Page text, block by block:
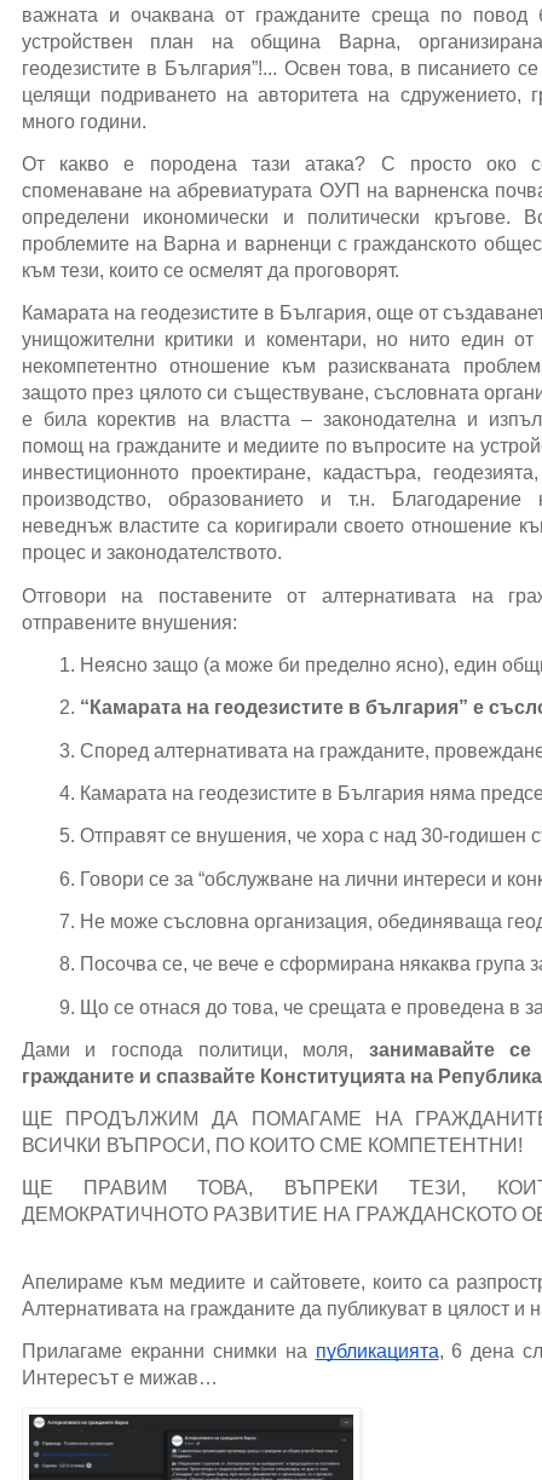
важната и очаквана от гражданите среща по
устройствен план на община Варна,
геодезистите в България”!... Освен това, в писанието
целящи подриването на авторитета на сдружението,
много години.
От какво е породена тази атака? С просто око
споменаване на абревиатурата ОУП на варненска
определени икономически и политически кръгове.
проблемите на Варна и варненци с гражданското
към тези, които се осмелят да проговорят.
Камарата на геодезистите в България, още от
унищожителни критики и коментари, но нито един
некомпетентно отношение към разискваната
защото през цялото си съществуване, съсловната
е била коректив на властта – законодателна и
помощ на гражданите и медиите по въпросите на
инвестиционното проектиране, кадастъра,
производство, образованието и т.н.
неведнъж властите са коригирали своето отношение
процес и законодателството.
Отговори на поставените от алтернативата на
отправените внушения:
Неясно защо (а може би пределно ясно), един
“Камарата на геодезистите в българия” е
Според алтернативата на гражданите,
Камарата на геодезистите в България няма
Отправят се внушения, че хора с над 30-годишен
Говори се за “обслужване на лични интереси и
Не може съсловна организация, обединяваща
Посочва се, че вече е сформирана някаква група
Що се отнася до това, че срещата е проведена в
Дами и господа политици, моля, занимавайте
гражданите и спазвайте Конституцията на
ЩЕ ПРОДЪЛЖИМ ДА ПОМАГАМЕ НА
ВСИЧКИ ВЪПРОСИ, ПО КОИТО СМЕ КОМПЕТЕНТНИ!
ЩЕ ПРАВИМ ТОВА, ВЪПРЕКИ ТЕЗИ,
ДЕМОКРАТИЧНОТО РАЗВИТИЕ НА ГРАЖДАНСКОТО
Апелираме към медиите и сайтовете, които са
Алтернативата на гражданите да публикуват в цялост и
Прилагаме екранни снимки на публикацията, 6 дена
Интересът е мижав…